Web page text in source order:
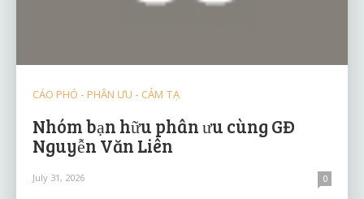
CÁO PHÓ - PHÂN ƯU - CẢM TẠ
Nhóm bạn hữu phân ưu cùng GĐ
Nguyễn Văn Liên
July 31, 2026 0